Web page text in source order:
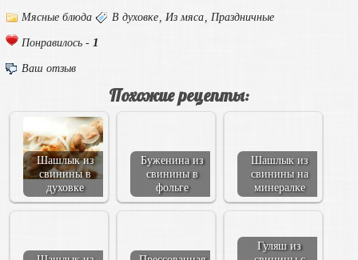
Мясные блюда В духовке, Из мяса, Праздничные
Понравилось -1
Ваш отзыв
Похожие рецепты:
Шашлык из
свинины в
духовке
Буженина из
свинины в
фольге
Шашлык из
свинины на
минералке
Гуляш из